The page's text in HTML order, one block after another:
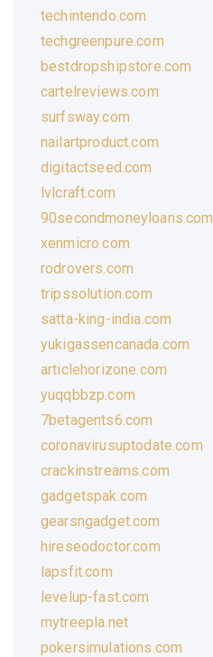
techintendo.com
techgreenpure.com
bestdropshipstore.com
cartelreviews.com
surfsway.com
nailartproduct.com
digitactseed.com
lvlcraft.com
90secondmoneyloans.com
xenmicro.com
rodrovers.com
tripssolution.com
satta-king-india.com
yukigassencanada.com
articlehorizone.com
yuqqbbzp.com
7betagents6.com
coronavirusuptodate.com
crackinstreams.com
gadgetspak.com
gearsngadget.com
hireseodoctor.com
lapsfit.com
levelup-fast.com
mytreepla.net
pokersimulations.com